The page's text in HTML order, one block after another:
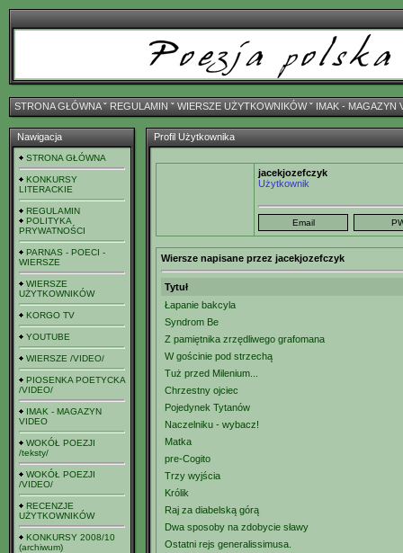
STRONA GŁÓWNAˇ REGULAMIN ˇ WIERSZE UŻYTKOWNIKÓWˇ IMAK - MAGAZYN
Nawigacja
STRONA GŁÓWNA
KONKURSY
LITERACKIE
REGULAMIN
POLITYKA
PRYWATNOŚCI
PARNAS - POECI -
WIERSZE
WIERSZE
UŻYTKOWNIKÓW
KORGO TV
YOUTUBE
WIERSZE /VIDEO/
PIOSENKA POETYCKA
/VIDEO/
IMAK - MAGAZYN
VIDEO
WOKÓŁ POEZJI
/teksty/
WOKÓŁ POEZJI
/VIDEO/
RECENZJE
UŻYTKOWNIKÓW
KONKURSY 2008/10
(archiwum)
Profil Użytkownika
jacekjozefczyk
Użytkownik
Wiersze napisane przez jacekjozefczyk
Tytuł
Łapanie bakcyla
Syndrom Be
Z pamiętnika zrzędliwego grafomana
W gościnie pod strzechą
Tuż przed Milenium...
Chrzestny ojciec
Pojedynek Tytanów
Naczelniku - wybacz!
Matka
pre-Cogito
Trzy wyjścia
Królik
Raj za diabelską górą
Dwa sposoby na zdobycie sławy
Ostatni rejs generalissimusa.